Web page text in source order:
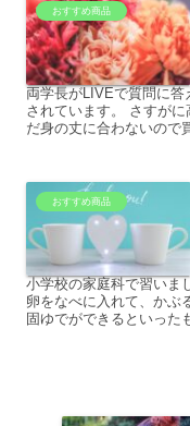
おすすめ商品
両学長がLIVEで質問に答
されています。 さすが
だ身の丈に合わないので
おすすめ商品
小学校の家庭科で習いま
卵をなべに入れて、かぶ
固ゆでができるといった